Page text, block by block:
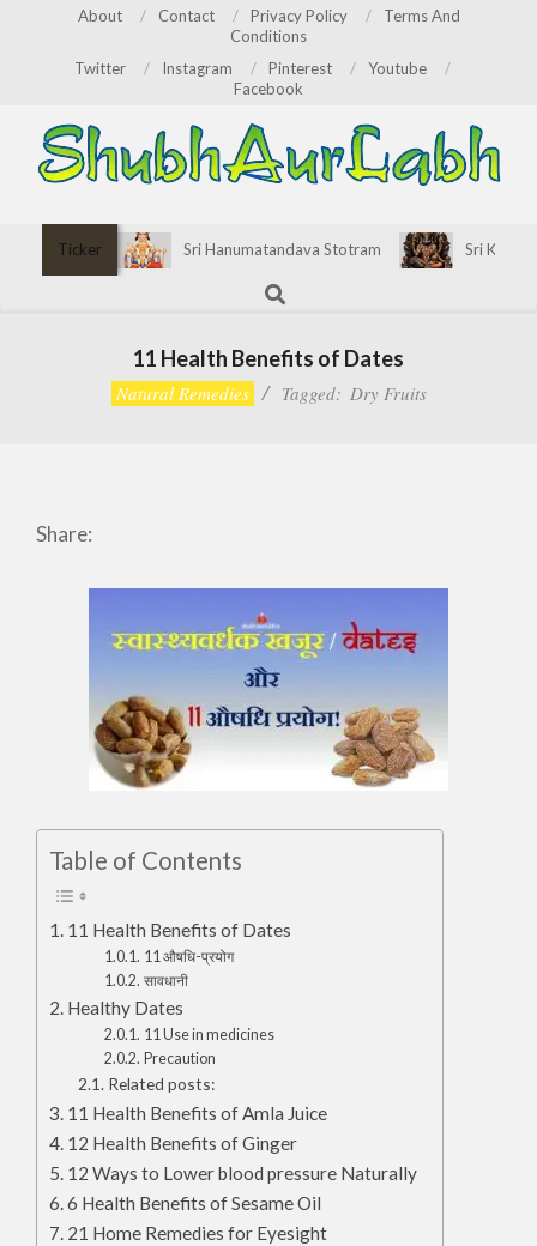
About Contact Privacy Policy
Terms And
Conditions
Twitter
Instagram Pinterest
Youtube
Facebook
Ticker Sri Hanumatandava Stotram
Sri Kirata
Search
11 Health Benefits of Dates
Natural Remedies Tagged: Dry Fruits
Share:
Table of Contents
11 Health Benefits of Dates
11 औषधि-प्रयोग
सावधानी
Healthy Dates
11 Use in medicines
Precaution
Related posts:
11 Health Benefits of Amla Juice
12 Health Benefits of Ginger
12 Ways to Lower blood pressure Naturally
6 Health Benefits of Sesame Oil
21 Home Remedies for Eyesight